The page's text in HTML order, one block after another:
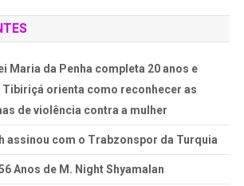
Maria da Penha completa 20 anos e
orienta como reconhecer as
de violência contra a mulher
assinou com o Trabzonspor da Turquia
Anos de M. Night Shyamalan